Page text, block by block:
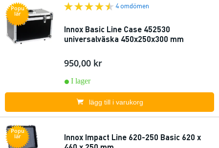
Popu
lär
4 omdömen
Innox Basic Line Case 452530
universalväska 450x250x300 mm
950,00 kr
I lager
lägg till i varukorg
Popu
lär
Innox Impact Line 620-250 Basic 620 x